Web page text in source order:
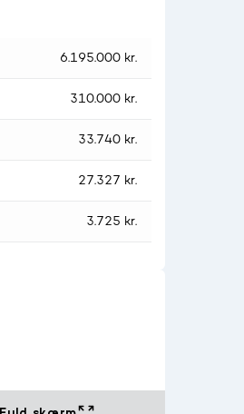
6.195.000 kr.
310.000 kr.
33.740 kr.
27.327 kr.
3.725 kr.